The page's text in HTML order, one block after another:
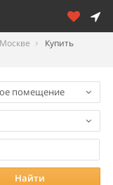
Купить
помещение
Найти